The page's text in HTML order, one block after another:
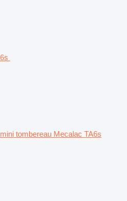
mini tombereau Mecalac TA6s